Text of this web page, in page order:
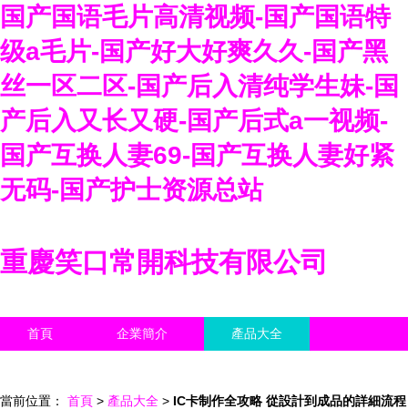
国产国语毛片高清视频-国产国语特
级a毛片-国产好大好爽久久-国产黑
丝一区二区-国产后入清纯学生妹-国
产后入又长又硬-国产后式a一视频-
国产互换人妻69-国产互换人妻好紧
无码-国产护士资源总站
重慶笑口常開科技有限公司
首頁 企業簡介 產品大全
當前位置： 首頁 > 產品大全 > IC卡制作全攻略 從設計到成品的詳細流程